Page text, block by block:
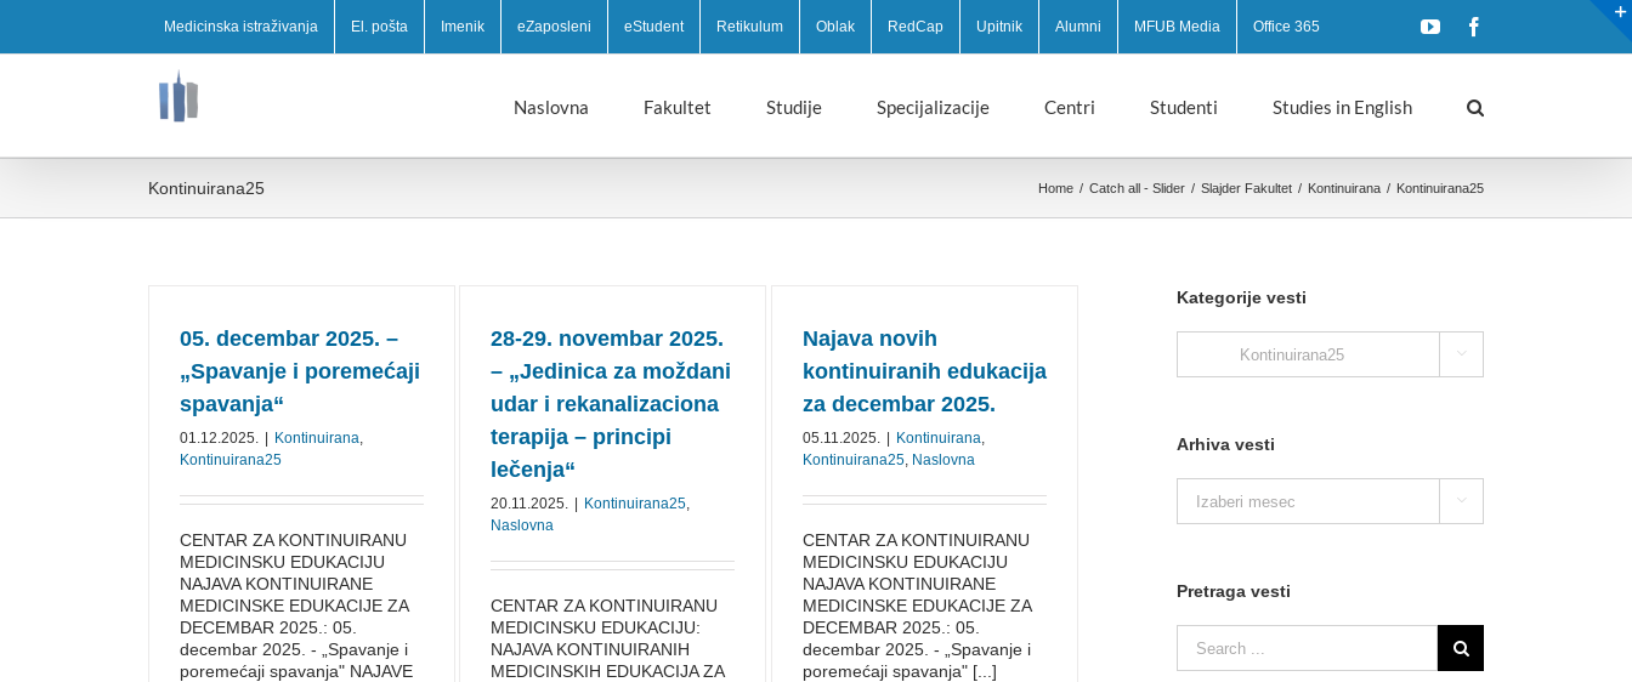
Medicinska istraživanja El. pošta Imenik eZaposleni eStudent Retikulum Oblak RedCap Upitnik Alumni MFUB Media Office 365 YouTube
Naslovna Fakultet Studije Specijalizacije Centri Studenti Studies in English
Kontinuirana25 Home / Catch all - Slider / Slajder Fakultet / Kontinuirana / Kontinuirana25
05. decembar 2025. –
„Spavanje i poremećaji
spavanja“
01.12.2025. Kontinuirana,
Kontinuirana25
CENTAR ZA KONTINUIRANU
MEDICINSKU EDUKACIJU
NAJAVA KONTINUIRANE
MEDICINSKE EDUKACIJE ZA
DECEMBAR 2025.: 05.
decembar 2025. - „Spavanje i
poremećaji spavanja" NAJAVE
28-29. novembar 2025.
– „Jedinica za moždani
udar i rekanalizaciona
terapija – principi
lečenja“
20.11.2025. Kontinuirana25,
Naslovna
CENTAR ZA KONTINUIRANU
MEDICINSKU EDUKACIJU:
NAJAVA KONTINUIRANIH
MEDICINSKIH EDUKACIJA ZA
Najava novih
kontinuiranih edukacija
za decembar 2025.
05.11.2025. Kontinuirana,
Kontinuirana25, Naslovna
CENTAR ZA KONTINUIRANU
MEDICINSKU EDUKACIJU
NAJAVA KONTINUIRANE
MEDICINSKE EDUKACIJE ZA
DECEMBAR 2025.: 05.
decembar 2025. - „Spavanje i
poremećaji spavanja" [...]
Kategorije vesti

Arhiva vesti
vesti

Pretraga vesti